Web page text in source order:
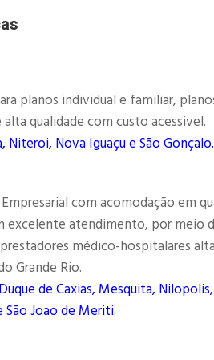
planos individual e familiar,
qualidade com custo acessivel.
Niteroi, Nova Iguaçu e São Gonçalo.
com acomodação em
excelente atendimento, por meio
médico-hospitalares
Grande Rio.
de Caxias, Mesquita,
São Joao de Meriti.